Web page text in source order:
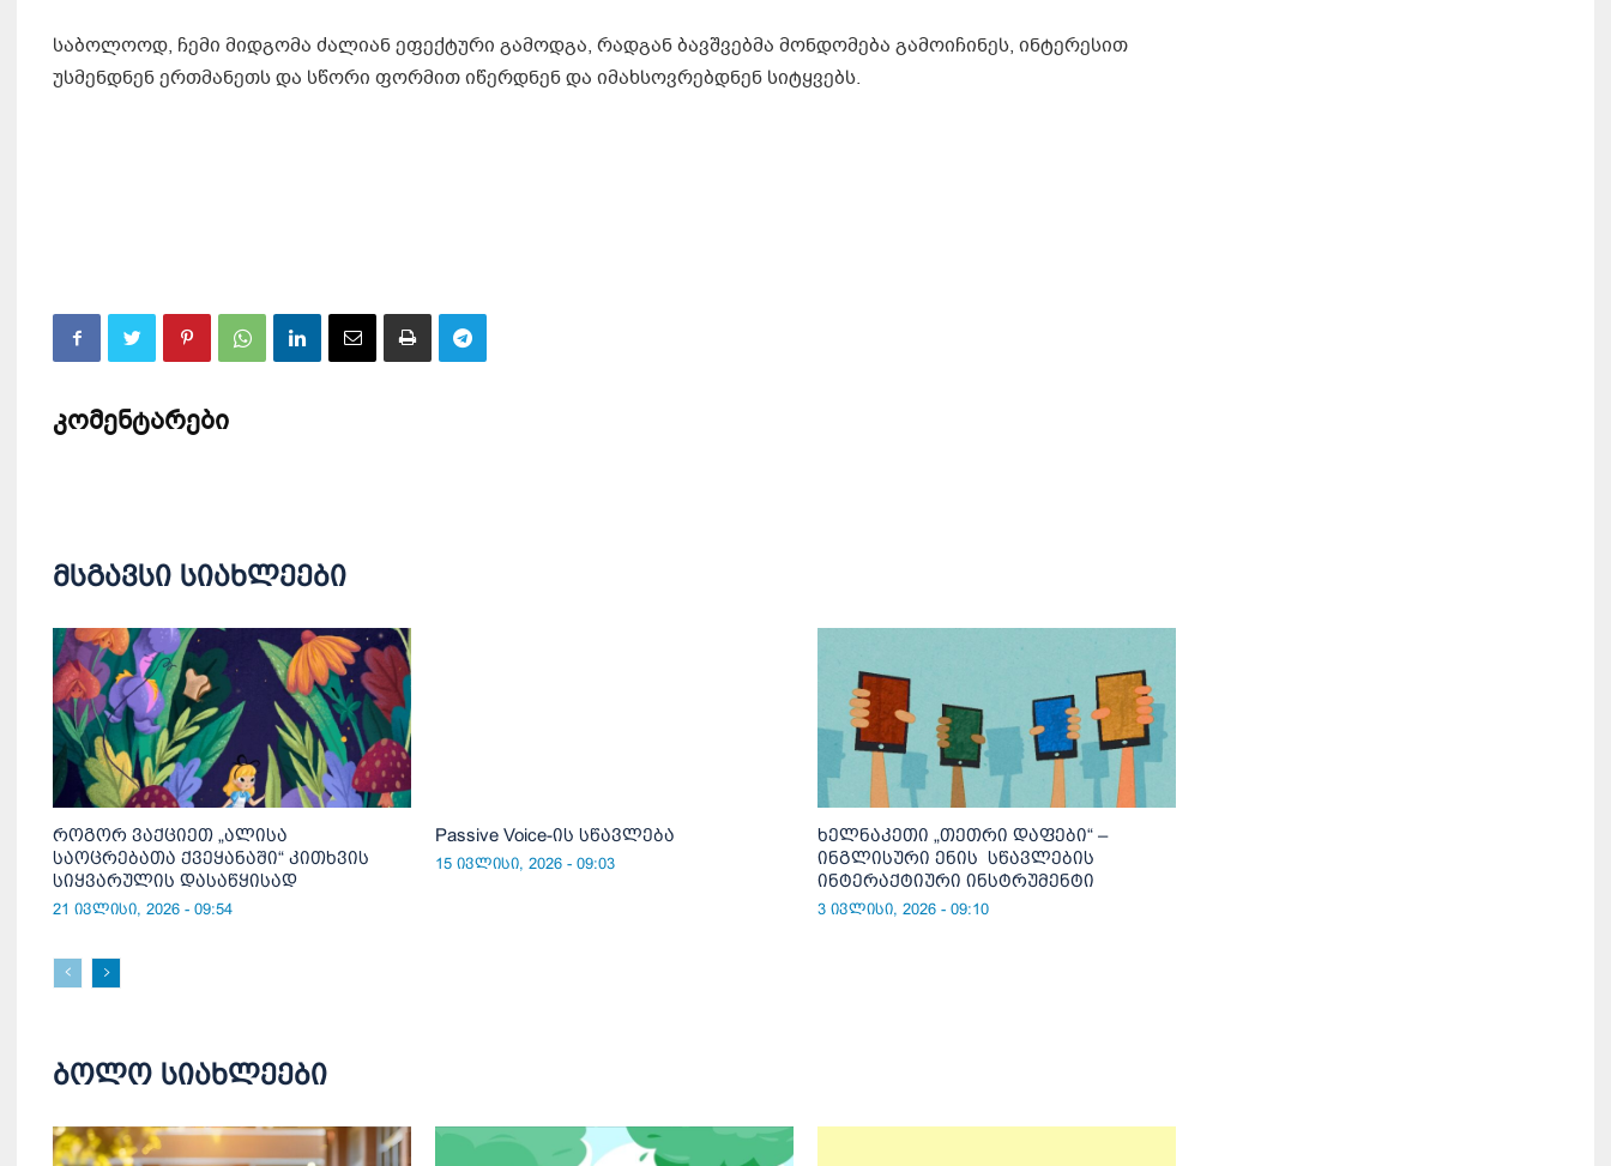
საბოლოოდ, ჩემი მიდგომა ძალიან ეფექტური გამოდგა, რადგან ბავშვებმა მონდომება გამოიჩინეს, ინტერესით
უსმენდნენ ერთმანეთს და სწორი ფორმით იწერდნენ და იმახსოვრებდნენ სიტყვებს.
კომენტარები
მსგავსი სიახლეები
როგორ ვაქციეთ „ალისა
საოცრებათა ქვეყანაში“ კითხვის
სიყვარულის დასაწყისად
21 ივლისი, 2026 - 09:54
Passive Voice-ის სწავლება
15 ივლისი, 2026 - 09:03
ხელნაკეთი „თეთრი დაფები“ –
ინგლისური ენის სწავლების
ინტერაქტიური ინსტრუმენტი
3 ივლისი, 2026 - 09:10
ბოლო სიახლეები